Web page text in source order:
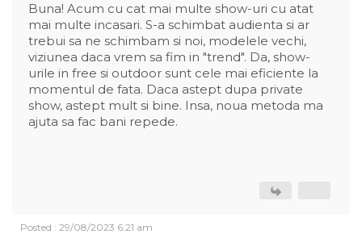
Buna! Acum cu cat mai multe show-uri cu atat
mai multe incasari. S-a schimbat audienta si ar
trebui sa ne schimbam si noi, modelele vechi,
viziunea daca vrem sa fim in "trend". Da, show-
urile in free si outdoor sunt cele mai eficiente la
momentul de fata. Daca astept dupa private
show, astept mult si bine. Insa, noua metoda ma
ajuta sa fac bani repede.
Posted : 29/08/2023 6:21 am